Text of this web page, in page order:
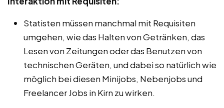
Statisten müssen manchmal mit Requisiten
umgehen, wie das Halten von Getränken, das
Lesen von Zeitungen oder das Benutzen von
technischen Geräten, und dabei so natürlich wie
möglich bei diesen Minijobs, Nebenjobs und
Freelancer Jobs in Kirn zu wirken.